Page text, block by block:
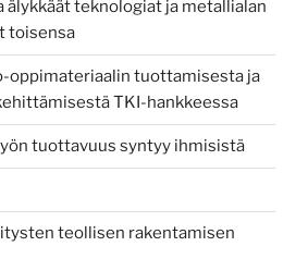
älykkäät teknologiat ja metallialan
toisensa
oppimateriaalin tuottamisesta ja
TKI-hankkeessa
tuottavuus syntyy ihmisistä
teollisen rakentamisen